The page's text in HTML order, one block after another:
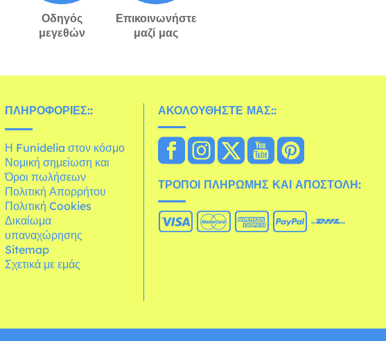
Οδηγός
μεγεθών
Επικοινωνήστε
μαζί μας
ΠΛΗΡΟΦΟΡΊΕΣ::
Η Funidelia στον κόσμο
Νομική σημείωση και
Όροι πωλήσεων
Πολιτική Απορρήτου
Πολιτική Cookies
Δικαίωμα
υπαναχώρησης
Sitemap
Σχετικά με εμάς
ΑΚΟΛΟΥΘΉΣΤΕ ΜΑΣ::
ΤΡΌΠΟΙ ΠΛΗΡΩΜΉΣ ΚΑΙ ΑΠΟΣΤΟΛΉ: